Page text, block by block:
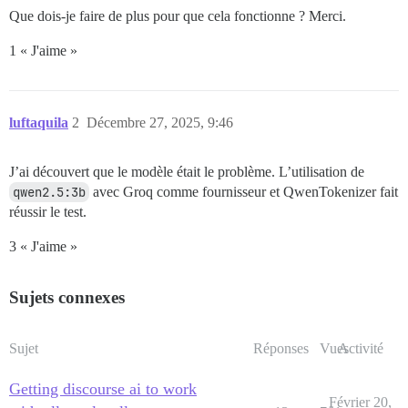
Que dois-je faire de plus pour que cela fonctionne ? Merci.
1 « J'aime »
luftaquila Décembre 27, 2025, 9:46
2
J’ai découvert que le modèle était le problème. L’utilisation de
qwen2.5:3b avec Groq comme fournisseur et QwenTokenizer fait
réussir le test.
3 « J'aime »
Sujets connexes
Sujet Réponses VuesActivité
Getting discourse ai to work
Février 20,